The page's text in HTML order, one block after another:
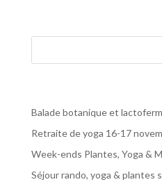
Balade botanique et
Retraite de yoga 16-17
Week-ends Plantes, Yoga &
Séjour rando, yoga & plantes